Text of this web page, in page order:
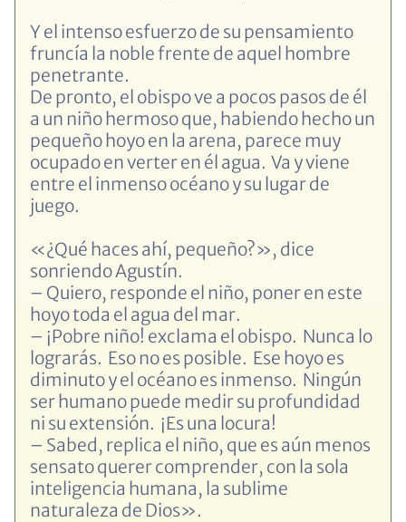
Y el intenso esfuerzo de su pensamiento
fruncía la noble frente de aquel hombre
penetrante.
De pronto, el obispo ve a pocos pasos de él
a un niño hermoso que, habiendo hecho un
pequeño hoyo en la arena, parece muy
ocupado en verter en él agua. Va y viene
entre el inmenso océano y su lugar de
juego.
«¿Qué haces ahí, pequeño?», dice
sonriendo Agustín.
– Quiero, responde el niño, poner en este
hoyo toda el agua del mar.
– ¡Pobre niño! exclama el obispo. Nunca lo
lograrás. Eso no es posible. Ese hoyo es
diminuto y el océano es inmenso. Ningún
ser humano puede medir su profundidad
ni su extensión. ¡Es una locura!
– Sabed, replica el niño, que es aún menos
sensato querer comprender, con la sola
inteligencia humana, la sublime
naturaleza de Dios».